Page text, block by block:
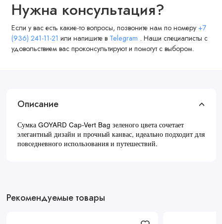
Нужна консультация?
Если у вас есть какие-то вопросы, позвоните нам по номеру +7
(936) 241-11-21 или напишите в Telegram . Наши специалисты с
удовольствием вас проконсультируют и помогут с выбором.
Описание
Сумка GOYARD Cap-Vert Bag зеленого цвета сочетает
элегантный дизайн и прочный канвас, идеально подходит для
повседневного использования и путешествий.
Рекомендуемые товары